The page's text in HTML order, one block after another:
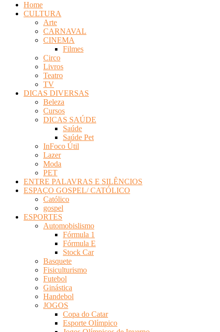
Home
CULTURA
Arte
CARNAVAL
CINEMA
Filmes
Circo
Livros
Teatro
TV
DICAS DIVERSAS
Beleza
Cursos
DICAS SAÚDE
Saúde
Saúde Pet
InFoco Útil
Lazer
Moda
PET
ENTRE PALAVRAS E SILÊNCIOS
ESPAÇO GOSPEL/ CATÓLICO
Católico
gospel
ESPORTES
Automobislismo
Fórmula 1
Fórmula E
Stock Car
Basquete
Fisiculturismo
Futebol
Ginástica
Handebol
JOGOS
Copa do Catar
Esporte Olímpico